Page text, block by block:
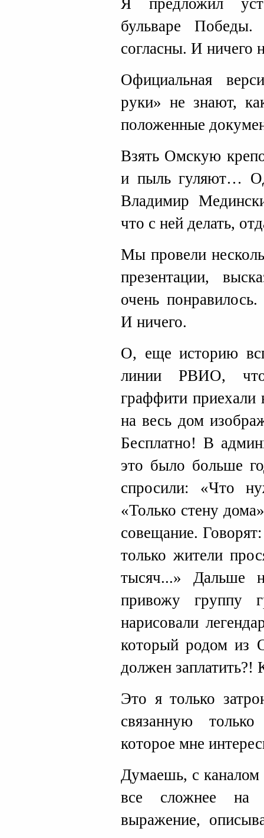
Я предложил
бульваре
согласны. И ничего
Официальная
руки» не знают,
положенные
Взять Омскую
и пыль гуляют…
Владимир
что с ней делать,
Мы провели
презентации,
очень
И ничего.
О, еще историю
линии РВИО,
граффити
на весь дом
Бесплатно! В
это было больше
спросили: «Что
«Только стену
совещание.
только жители
тысяч...» Дальше
привожу группу
нарисовали
который родом из
должен заплатить?!
Это я только
связанную
которое мне
Думаешь, с каналом
все сложнее на
выражение,